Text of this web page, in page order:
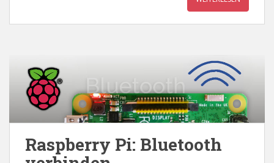
Raspberry Pi: Bluetooth